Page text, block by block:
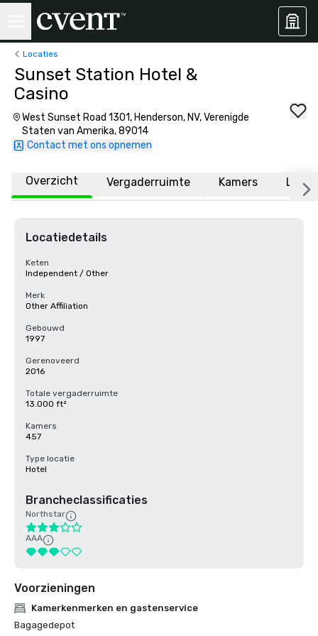
Locaties
Sunset Station Hotel &
Casino
West Sunset Road 1301, Henderson, NV, Verenigde
Staten van Amerika, 89014
Contact met ons opnemen
Overzicht Vergaderruimte Kamers
Locatiedetails
Keten
Independent / Other
Merk
Other Affiliation
Gebouwd
1997
Gerenoveerd
2016
Totale vergaderruimte
13.000 ft²
Kamers
457
Type locatie
Hotel
Brancheclassificaties
Northstar
AAA
Voorzieningen
Kamerkenmerken en gastenservice
Bagagedepot